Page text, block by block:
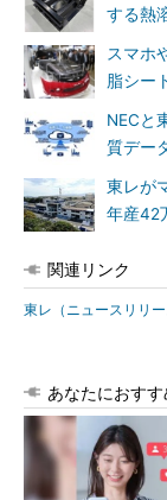
する熱
スマホ
脂シー
NECと
質デー
東レが
年産42
関連リンク
東レ（ニュースリリー
あなたにおすす